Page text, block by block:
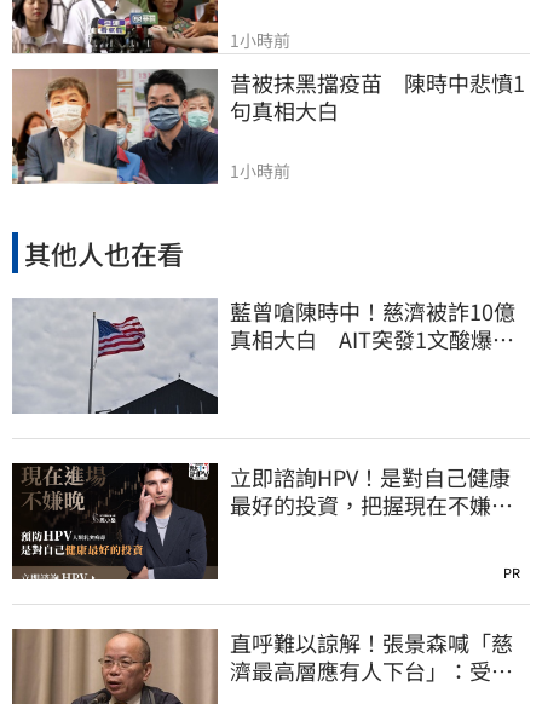
1小時前
昔被抹黑擋疫苗　陳時中悲憤1
句真相大白
1小時前
其他人也在看
藍曾嗆陳時中！慈濟被詐10億
真相大白 AIT突發1文酸爆…
立即諮詢HPV！是對自己健康
最好的投資，把握現在不嫌
PR
直呼難以諒解！張景森喊「慈
濟最高層應有人下台」：受害